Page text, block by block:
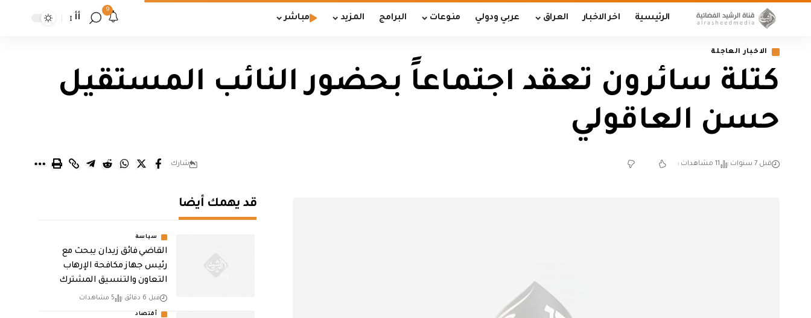
الرئيسية اخر الاخبار العراق عربي ودولي منوعات البرامج المزيد مباشر
9
أأ
الاخبار العاجلة
كتلة سائرون تعقد اجتماعاً بحضور النائب المستقيل
حسن العاقولي
قبل 7 سنوات 11 مشاهدات شارك
قد يهمك أيضا
سياسة
القاضي فائق زيدان يبحث مع
رئيس جهاز مكافحة الإرهاب
التعاون والتنسيق المشترك
قبل 6 دقائق 5 مشاهدات
أقتصاد